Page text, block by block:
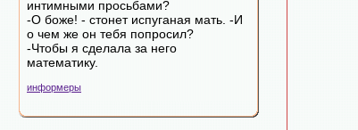
интимными просьбами?
-О боже! - стонет испуганая мать. -И
о чем же он тебя попросил?
-Чтобы я сделала за него
математику.
информеры